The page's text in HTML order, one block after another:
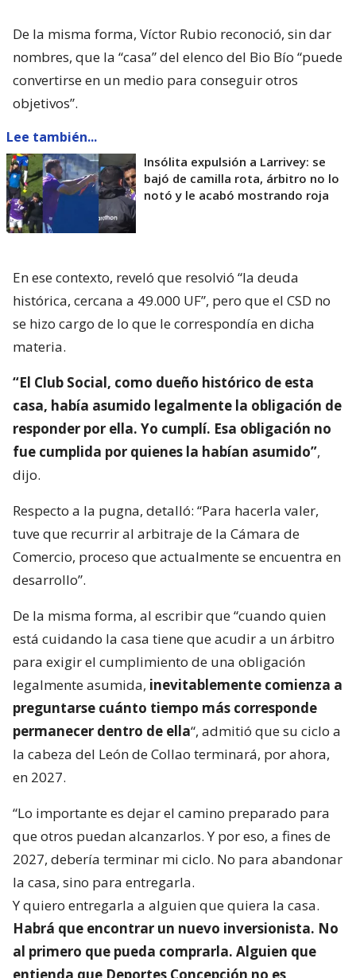
De la misma forma, Víctor Rubio reconoció, sin dar
nombres, que la “casa” del elenco del Bio Bío “puede
convertirse en un medio para conseguir otros
objetivos”.
Lee también...
Insólita expulsión a Larrivey: se
bajó de camilla rota, árbitro no lo
notó y le acabó mostrando roja
En ese contexto, reveló que resolvió “la deuda
histórica, cercana a 49.000 UF”, pero que el CSD no
se hizo cargo de lo que le correspondía en dicha
materia.
“El Club Social, como dueño histórico de esta
casa, había asumido legalmente la obligación de
responder por ella. Yo cumplí. Esa obligación no
fue cumplida por quienes la habían asumido”,
dijo.
Respecto a la pugna, detalló: “Para hacerla valer,
tuve que recurrir al arbitraje de la Cámara de
Comercio, proceso que actualmente se encuentra en
desarrollo”.
De la misma forma, al escribir que “cuando quien
está cuidando la casa tiene que acudir a un árbitro
para exigir el cumplimiento de una obligación
legalmente asumida, inevitablemente comienza a
preguntarse cuánto tiempo más corresponde
permanecer dentro de ella“, admitió que su ciclo a
la cabeza del León de Collao terminará, por ahora,
en 2027.
“Lo importante es dejar el camino preparado para
que otros puedan alcanzarlos. Y por eso, a fines de
2027, debería terminar mi ciclo. No para abandonar
la casa, sino para entregarla.
Y quiero entregarla a alguien que quiera la casa.
Habrá que encontrar un nuevo inversionista. No
al primero que pueda comprarla. Alguien que